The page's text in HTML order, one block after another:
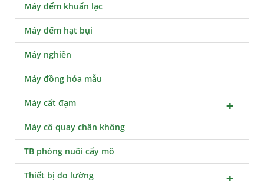
Máy đếm khuẩn lạc
Máy đếm hạt bụi
Máy nghiền
Máy đồng hóa mẫu
Máy cất đạm
Máy cô quay chân không
TB phòng nuôi cấy mô
Thiết bị đo lường